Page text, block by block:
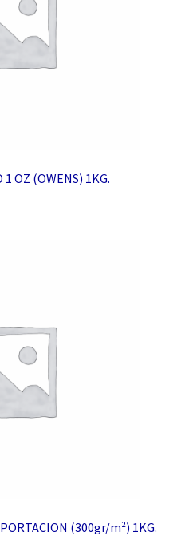
1 OZ (OWENS) 1KG.
(300gr/m²) 1KG.